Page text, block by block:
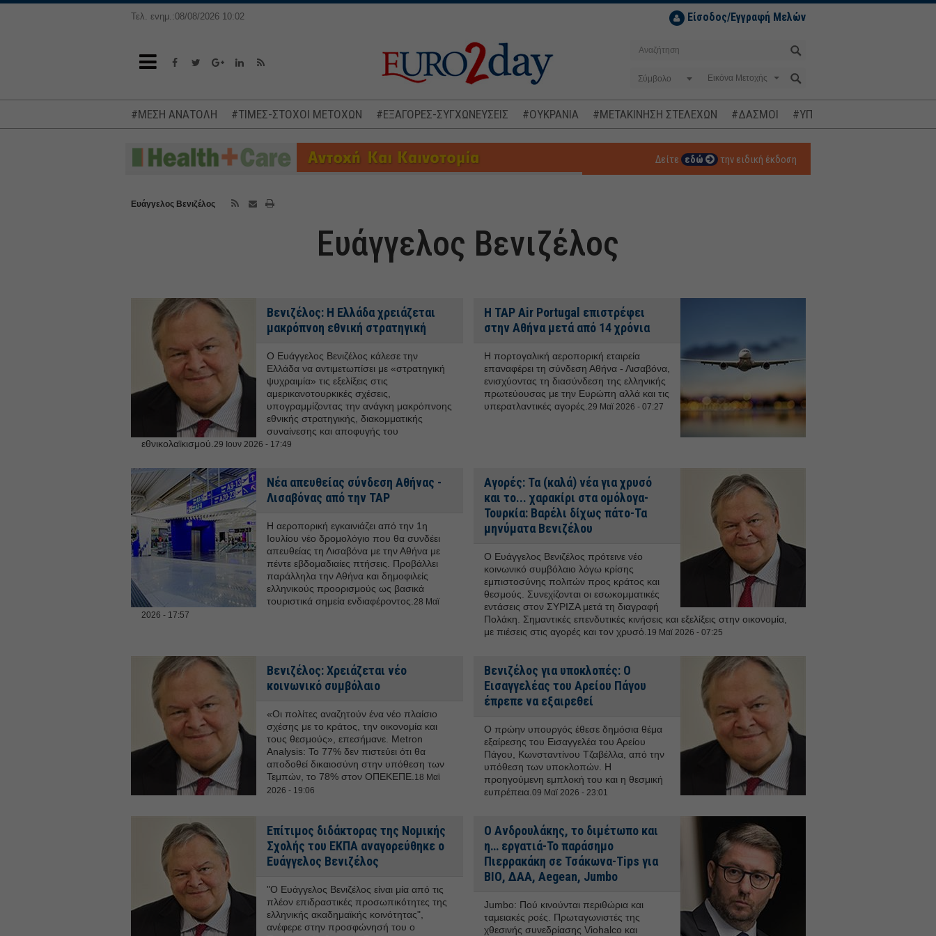
Τελ. ενημ.:08/08/2026 10:02 Είσοδος/Εγγραφή Μελών
Σύμβολο
#ΜΕΣΗ ΑΝΑΤΟΛΗ #ΤΙΜΕΣ-ΣΤΟΧΟΙ ΜΕΤΟΧΩΝ #ΕΞΑΓΟΡΕΣ-ΣΥΓΧΩΝΕΥΣΕΙΣ #ΟΥΚΡΑΝΙΑ #ΜΕΤΑΚΙΝΗΣΗ ΣΤΕΛΕΧΩΝ #ΔΑΣΜΟΙ #ΥΠΟΚΛΟΠΕΣ
Δείτε εδώ την ειδική έκδοση
Ευάγγελος Βενιζέλος
Ευάγγελος Βενιζέλος
Βενιζέλος: Η Ελλάδα χρειάζεται
μακρόπνοη εθνική στρατηγική
Ο Ευάγγελος Βενιζέλος κάλεσε την
Ελλάδα να αντιμετωπίσει με «στρατηγική
ψυχραιμία» τις εξελίξεις στις
αμερικανοτουρκικές σχέσεις,
υπογραμμίζοντας την ανάγκη μακρόπνοης
εθνικής στρατηγικής, διακομματικής
συναίνεσης και αποφυγής του
εθνικολαϊκισμού. 29 Ιουν 2026 - 17:49
Η TAP Air Portugal επιστρέφει
στην Αθήνα μετά από 14 χρόνια
Η πορτογαλική αεροπορική εταιρεία
επαναφέρει τη σύνδεση Αθήνα - Λισαβόνα,
ενισχύοντας τη διασύνδεση της ελληνικής
πρωτεύουσας με την Ευρώπη αλλά και τις
υπερατλαντικές αγορές. 29 Μαϊ 2026 - 07:27
Νέα απευθείας σύνδεση Αθήνας -
Λισαβόνας από την TAP
Η αεροπορική εγκαινιάζει από την 1η
Ιουλίου νέο δρομολόγιο που θα συνδέει
απευθείας τη Λισαβόνα με την Αθήνα με
πέντε εβδομαδιαίες πτήσεις. Προβάλλει
παράλληλα την Αθήνα και δημοφιλείς
ελληνικούς προορισμούς ως βασικά
τουριστικά σημεία ενδιαφέροντος. 28 Μαϊ
2026 - 17:57
Αγορές: Τα (καλά) νέα για χρυσό
και το... χαρακίρι στα ομόλογα-
Τουρκία: Βαρέλι δίχως πάτο-Τα
μηνύματα Βενιζέλου
Ο Ευάγγελος Βενιζέλος πρότεινε νέο
κοινωνικό συμβόλαιο λόγω κρίσης
εμπιστοσύνης πολιτών προς κράτος και
θεσμούς. Συνεχίζονται οι εσωκομματικές
εντάσεις στον ΣΥΡΙΖΑ μετά τη διαγραφή
Πολάκη. Σημαντικές επενδυτικές κινήσεις και εξελίξεις στην οικονομία,
με πιέσεις στις αγορές και τον χρυσό. 19 Μαϊ 2026 - 07:25
Βενιζέλος: Χρειάζεται νέο
κοινωνικό συμβόλαιο
«Οι πολίτες αναζητούν ένα νέο πλαίσιο
σχέσης με το κράτος, την οικονομία και
τους θεσμούς», επεσήμανε. Metron
Analysis: Το 77% δεν πιστεύει ότι θα
αποδοθεί δικαιοσύνη στην υπόθεση των
Τεμπών, το 78% στον ΟΠΕΚΕΠΕ. 18 Μαϊ
2026 - 19:06
Βενιζέλος για υποκλοπές: Ο
Εισαγγελέας του Αρείου Πάγου
έπρεπε να εξαιρεθεί
Ο πρώην υπουργός έθεσε δημόσια θέμα
εξαίρεσης του Εισαγγελέα του Αρείου
Πάγου, Κωνσταντίνου Τζαβέλλα, από την
υπόθεση των υποκλοπών. Η
προηγούμενη εμπλοκή του και η θεσμική
ευπρέπεια. 09 Μαϊ 2026 - 23:01
Επίτιμος διδάκτορας της Νομικής
Σχολής του ΕΚΠΑ αναγορεύθηκε ο
Ευάγγελος Βενιζέλος
"Ο Ευάγγελος Βενιζέλος είναι μία από τις
πλέον επιδραστικές προσωπικότητες της
ελληνικής ακαδημαϊκής κοινότητας",
ανέφερε στην προσφώνησή του ο
Ο Ανδρουλάκης, το διμέτωπο και
η… εργατιά-Το παράσημο
Πιερρακάκη σε Τσάκωνα-Tips για
ΒΙΟ, ΔΑΑ, Aegean, Jumbo
Jumbo: Πού κινούνται περιθώρια και
ταμειακές ροές. Πρωταγωνιστές της
χθεσινής συνεδρίασης Viohalco και